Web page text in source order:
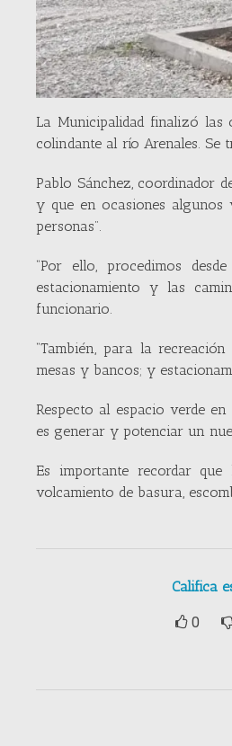
La Municipalidad finalizó las
colindante al río Arenales. Se
Pablo Sánchez, coordinador
y que en ocasiones
personas”.
“Por ello, procedimos
estacionamiento y las
funcionario.
“También, para la
mesas y bancos; y
Respecto al espacio verde
es generar y potenciar un
Es importante recordar
volcamiento de basura,
Califica
0